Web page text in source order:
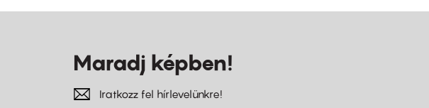
Maradj képben!
Iratkozz fel hírlevelünkre!